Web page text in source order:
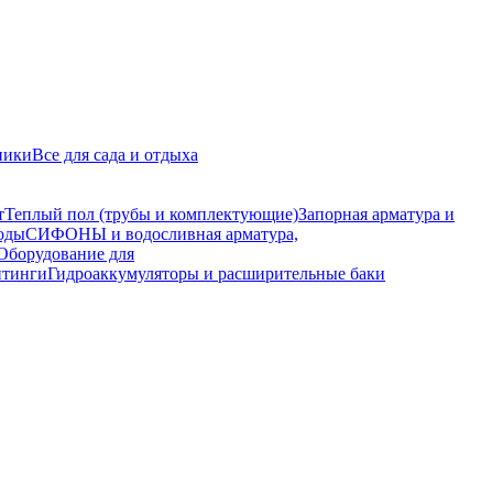
Все для сада и отдыха
Теплый пол (трубы и комплектующие)Запорная арматура и
СИФОНЫ и водосливная арматура,
для
Гидроаккумуляторы и расширительные баки